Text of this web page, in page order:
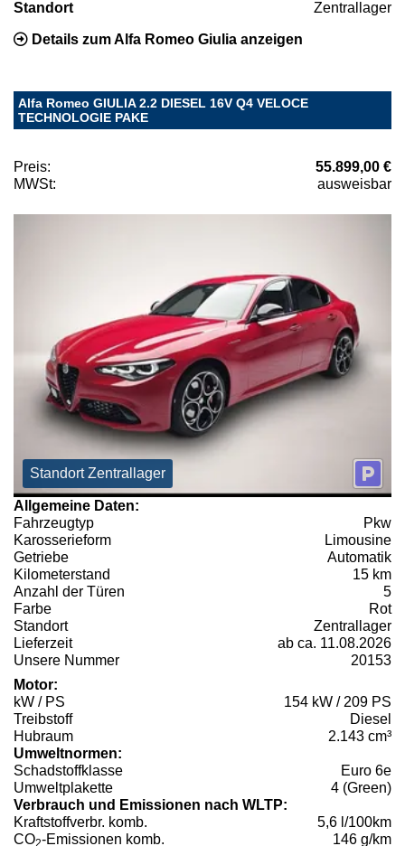
Standort Zentrallager
Details zum Alfa Romeo Giulia anzeigen
Alfa Romeo GIULIA 2.2 DIESEL 16V Q4 VELOCE
TECHNOLOGIE PAKE
Preis:
55.899,00 €
MWSt:
ausweisbar
Standort Zentrallager
Allgemeine Daten:
Fahrzeugtyp
Pkw
Karosserieform
Limousine
Getriebe
Automatik
Kilometerstand
15 km
Anzahl der Türen
5
Farbe
Rot
Standort
Zentrallager
Lieferzeit
ab ca. 11.08.2026
Unsere Nummer
20153
Motor:
kW / PS
154 kW / 209 PS
Treibstoff
Diesel
Hubraum
2.143 cm³
Umweltnormen:
Schadstoffklasse
Euro 6e
Umweltplakette
4 (Green)
Verbrauch und Emissionen nach WLTP:
Kraftstoffverbr. komb.
5,6 l/100km
CO2-Emissionen komb.
146 g/km